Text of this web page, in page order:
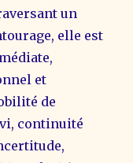
un
elle est
et
de
continuité